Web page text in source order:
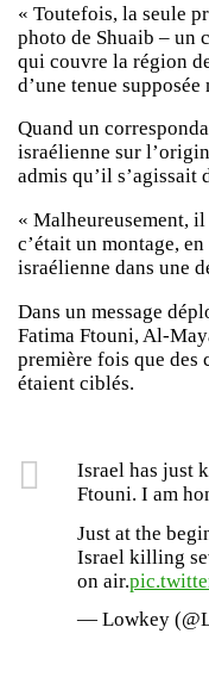
« Toutefois, la seule
photo de Shuaib – un
qui couvre la région
d’une tenue
Quand un
israélienne sur
admis qu’il s’agissait
« Malheureusement,
c’était un montage,
israélienne dans une
Dans un message
Fatima Ftouni, Al-
première fois que des
étaient ciblés.
Israel has just
Ftouni. I am
Just at the
Israel killing
on air.
— Lowkey